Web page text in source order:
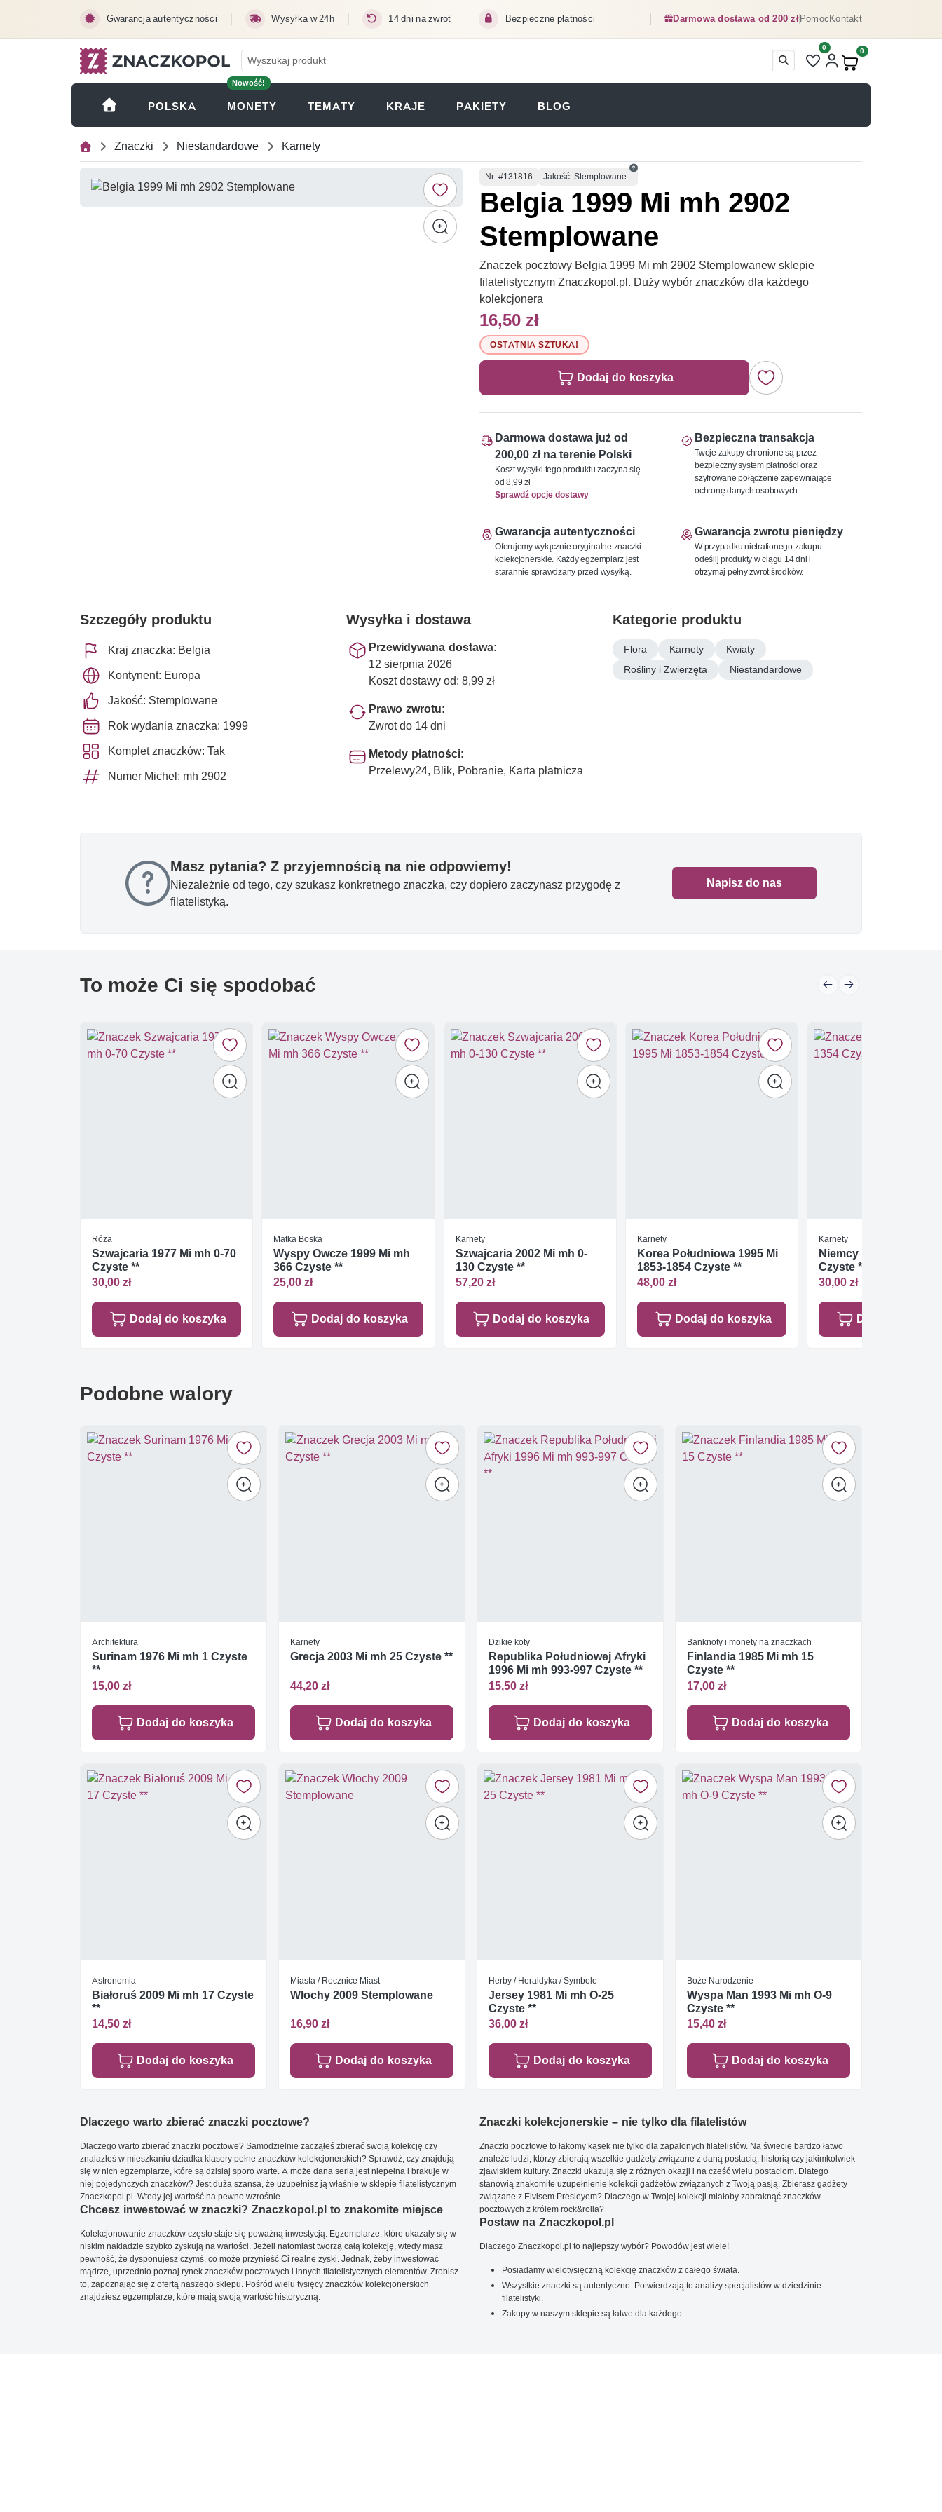
Gwarancja autentyczności Wysyłka w 24h 14 dni na zwrot Bezpieczne płatności Darmowa dostawa od 200 złPomocKontakt
Liczba pozycji na liście
0
Produkty w koszyku:
0
POLSKA
Nowość!
MONETY (OTWIERA SIĘ W NOWEJ KARCIE)
TEMATY KRAJE PAKIETY BLOG
Znaczki Niestandardowe Karnety
Numer
Nr: #131816 Jakość: Stemplowane
Belgia 1999 Mi mh 2902
Stemplowane
Znaczek pocztowy Belgia 1999 Mi mh 2902 Stemplowanew sklepie
filatelistycznym Znaczkopol.pl. Duży wybór znaczków dla każdego
kolekcjonera
16,50 zł
OSTATNIA SZTUKA!
Dodaj do koszyka
Darmowa dostawa już od
200,00 zł na terenie Polski
Koszt wysyłki tego produktu zaczyna się
od 8,99 zł
Sprawdź opcje dostawy
Bezpieczna transakcja
Twoje zakupy chronione są przez
bezpieczny system płatności oraz
szyfrowane połączenie zapewniające
ochronę danych osobowych.
Gwarancja autentyczności
Oferujemy wyłącznie oryginalne znaczki
kolekcjonerskie. Każdy egzemplarz jest
starannie sprawdzany przed wysyłką.
Gwarancja zwrotu pieniędzy
W przypadku nietrafionego zakupu
odeślij produkty w ciągu 14 dni i
otrzymaj pełny zwrot środków.
Szczegóły produktu
Kraj znaczka: Belgia
Kontynent: Europa
Jakość: Stemplowane
Rok wydania znaczka: 1999
Komplet znaczków: Tak
Numer Michel: mh 2902
Wysyłka i dostawa
Przewidywana dostawa:
12 sierpnia 2026
Koszt dostawy od: 8,99 zł
Prawo zwrotu:
Zwrot do 14 dni
Metody płatności:
Przelewy24, Blik, Pobranie, Karta płatnicza
Kategorie produktu
Flora Karnety
Kwiaty
Rośliny i Zwierzęta
Niestandardowe
Masz pytania? Z przyjemnością na nie odpowiemy!
Niezależnie od tego, czy szukasz konkretnego znaczka, czy dopiero zaczynasz przygodę z
filatelistyką.
Napisz do nas
To może Ci się spodobać
Róża
Szwajcaria 1977 Mi mh 0-70
Czyste **
30,00 zł
Dodaj do koszyka
Matka Boska
Wyspy Owcze 1999 Mi mh
366 Czyste **
25,00 zł
Dodaj do koszyka
Karnety
Szwajcaria 2002 Mi mh 0-
130 Czyste **
57,20 zł
Dodaj do koszyka
Karnety
Korea Południowa 1995 Mi
1853-1854 Czyste **
48,00 zł
Dodaj do koszyka
Karnety
Niemcy 1988 Mi mh
Czyste **
30,00 zł
Dodaj do
Podobne walory
Architektura
Surinam 1976 Mi mh 1 Czyste
**
15,00 zł
Dodaj do koszyka
Karnety
Grecja 2003 Mi mh 25 Czyste **
44,20 zł
Dodaj do koszyka
Dzikie koty
Republika Południowej Afryki
1996 Mi mh 993-997 Czyste **
15,50 zł
Dodaj do koszyka
Banknoty i monety na znaczkach
Finlandia 1985 Mi mh 15
Czyste **
17,00 zł
Dodaj do koszyka
Astronomia
Białoruś 2009 Mi mh 17 Czyste
**
14,50 zł
Dodaj do koszyka
Miasta / Rocznice Miast
Włochy 2009 Stemplowane
16,90 zł
Dodaj do koszyka
Herby / Heraldyka / Symbole
Jersey 1981 Mi mh O-25
Czyste **
36,00 zł
Dodaj do koszyka
Boże Narodzenie
Wyspa Man 1993 Mi mh O-9
Czyste **
15,40 zł
Dodaj do koszyka
Dlaczego warto zbierać znaczki pocztowe?
Dlaczego warto zbierać znaczki pocztowe? Samodzielnie zacząłeś zbierać swoją kolekcję czy
znalazłeś w mieszkaniu dziadka klasery pełne znaczków kolekcjonerskich? Sprawdź, czy znajdują
się w nich egzemplarze, które są dzisiaj sporo warte. A może dana seria jest niepełna i brakuje w
niej pojedynczych znaczków? Jest duża szansa, że uzupełnisz ją właśnie w sklepie filatelistycznym
Znaczkopol.pl. Wtedy jej wartość na pewno wzrośnie.
Chcesz inwestować w znaczki? Znaczkopol.pl to znakomite miejsce
Kolekcjonowanie znaczków często staje się poważną inwestycją. Egzemplarze, które ukazały się w
niskim nakładzie szybko zyskują na wartości. Jeżeli natomiast tworzą całą kolekcję, wtedy masz
pewność, że dysponujesz czymś, co może przynieść Ci realne zyski. Jednak, żeby inwestować
mądrze, uprzednio poznaj rynek znaczków pocztowych i innych filatelistycznych elementów. Zrobisz
to, zapoznając się z ofertą naszego sklepu. Pośród wielu tysięcy znaczków kolekcjonerskich
znajdziesz egzemplarze, które mają swoją wartość historyczną.
Znaczki kolekcjonerskie – nie tylko dla filatelistów
Znaczki pocztowe to łakomy kąsek nie tylko dla zapalonych filatelistów. Na świecie bardzo łatwo
znaleźć ludzi, którzy zbierają wszelkie gadżety związane z daną postacią, historią czy jakimkolwiek
zjawiskiem kultury. Znaczki ukazują się z różnych okazji i na cześć wielu postaciom. Dlatego
stanowią znakomite uzupełnienie kolekcji gadżetów związanych z Twoją pasją. Zbierasz gadżety
związane z Elvisem Presleyem? Dlaczego w Twojej kolekcji miałoby zabraknąć znaczków
pocztowych z królem rock&rolla?
Postaw na Znaczkopol.pl
Dlaczego Znaczkopol.pl to najlepszy wybór? Powodów jest wiele!
Posiadamy wielotysięczną kolekcję znaczków z całego świata.
Wszystkie znaczki są autentyczne. Potwierdzają to analizy specjalistów w dziedzinie
filatelistyki.
Zakupy w naszym sklepie są łatwe dla każdego.